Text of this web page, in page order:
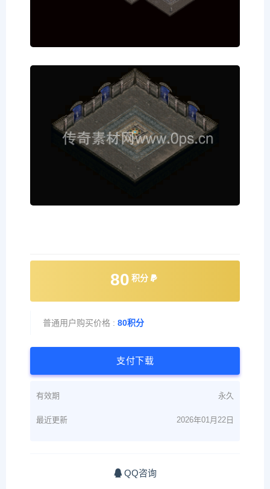
80 积分
普通用户购买价格 : 80积分
支付下载
有效期 永久
最近更新 2026年01月22日
QQ咨询